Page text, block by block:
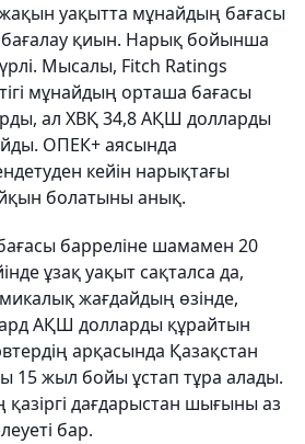
уақытта мұнайдың бағасы
қиын. Нарық бойынша
Мысалы, Fitch Ratings
мұнайдың орташа бағасы
ал ХВҚ 34,8 АҚШ долларды
ОПЕК+ аясында
кейін нарықтағы
болатыны анық.
барреліне шамамен 20
ұзақ уақыт сақталса да,
жағдайдың өзінде,
АҚШ долларды құрайтын
арқасында Қазақстан
15 жыл бойы ұстап тұра алады.
дағдарыстан шығыны аз
бар.